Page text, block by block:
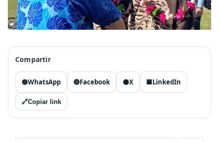
Compartir
🟢WhatsApp 🔵Facebook ⚫X 🟦LinkedIn
🔗Copiar link